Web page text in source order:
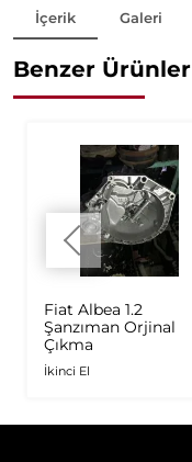
İçerik Galeri
Benzer Ürünler
Fiat Albea 1.2
Şanzıman Orjinal
Çıkma
İkinci El